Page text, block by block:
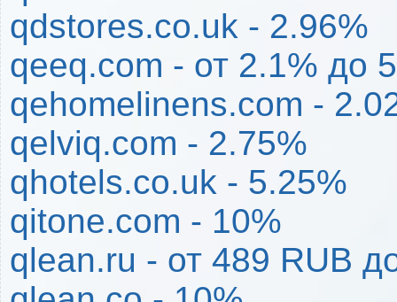
qdstores.co.uk - 2.96%
qeeq.com - от 2.1% до
qehomelinens.com -
qelviq.com - 2.75%
qhotels.co.uk - 5.25%
qitone.com - 10%
qlean.ru - от 489 RUB